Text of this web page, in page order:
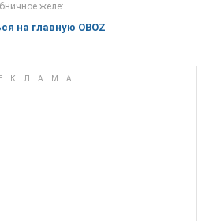
желе:...
на главную OBOZ